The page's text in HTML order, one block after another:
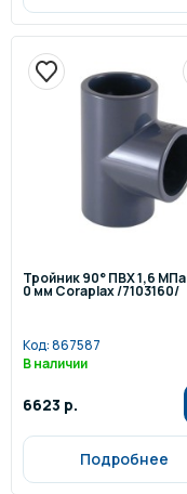
Тройник 90° ПВХ 1,6 МПа
0 мм Coraplax /7103160/
Код:867587
В наличии
6623 р.
Подробнее